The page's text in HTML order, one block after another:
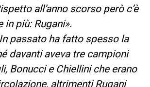
all’anno scorso però c’è
in più: Rugani».
passato ha fatto spesso la
davanti aveva tre campioni
Bonucci e Chiellini che erano
altrimenti Rugani